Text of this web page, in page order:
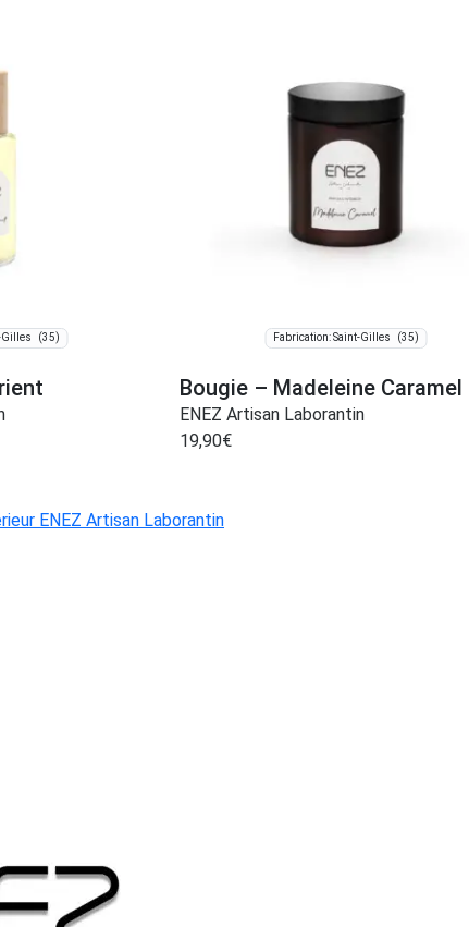
Gilles (35) Fabrication: Saint-Gilles (35)
Bougie – Madeleine Caramel
ENEZ Artisan Laborantin
19,90€
ENEZ Artisan Laborantin